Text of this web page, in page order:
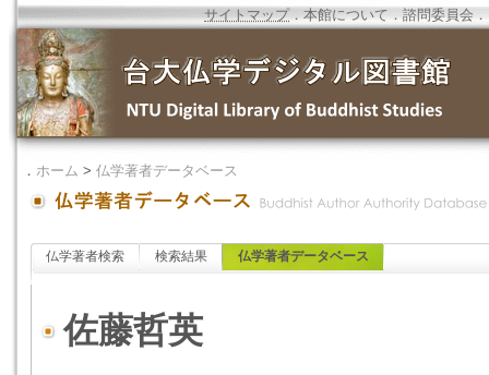
サイトマップ．本館について ．諮問委員会 ．
． ホーム > 仏学著者データベース
仏学著者検索 検索結果 仏学著者データベース
佐藤哲英